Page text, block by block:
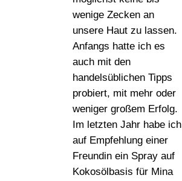
wenige Zecken an
unsere Haut zu lassen.
Anfangs hatte ich es
auch mit den
handelsüblichen Tipps
probiert, mit mehr oder
weniger großem Erfolg.
Im letzten Jahr habe ich
auf Empfehlung einer
Freundin ein Spray auf
Kokosölbasis für Mina